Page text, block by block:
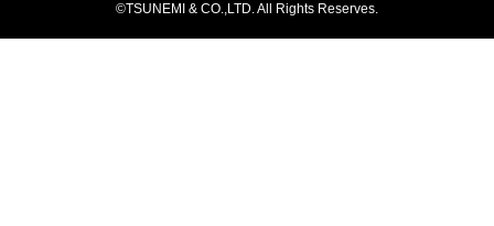
©TSUNEMI & CO.,LTD. All Rights Reserves.